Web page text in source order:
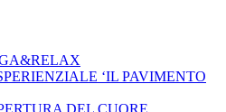
‘IL PAVIMENTO
DEL CUORE